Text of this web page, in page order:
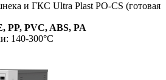
и ГКС Ultra Plast PO-CS (готовая
PP, PVC, ABS, PA
140-300°С